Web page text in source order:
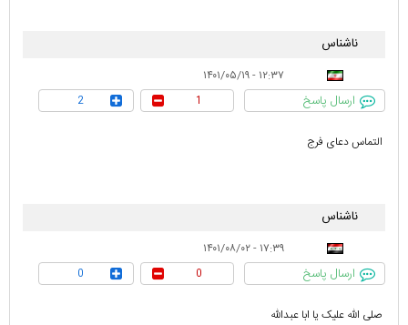
ناشناس
۱۲:۳۷ - ۱۴۰۱/۰۵/۱۹
ارسال پاسخ 1
2
التماس دعای فرج
ناشناس
۱۷:۳۹ - ۱۴۰۱/۰۸/۰۲
ارسال پاسخ 0
0
صلی الله علیک یا ابا عبدالله